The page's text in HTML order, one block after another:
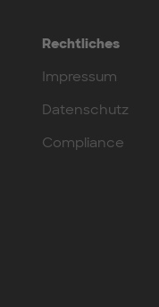
Rechtliches
Impressum
Datenschutz
Compliance